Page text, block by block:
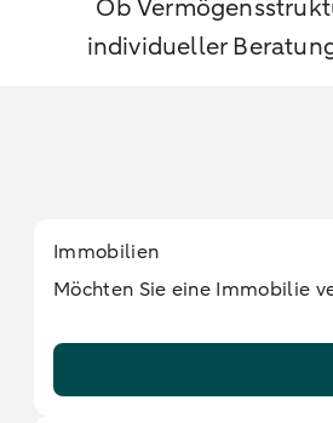
Ob
individueller
Immobilien
Möchten Sie eine Immobilie